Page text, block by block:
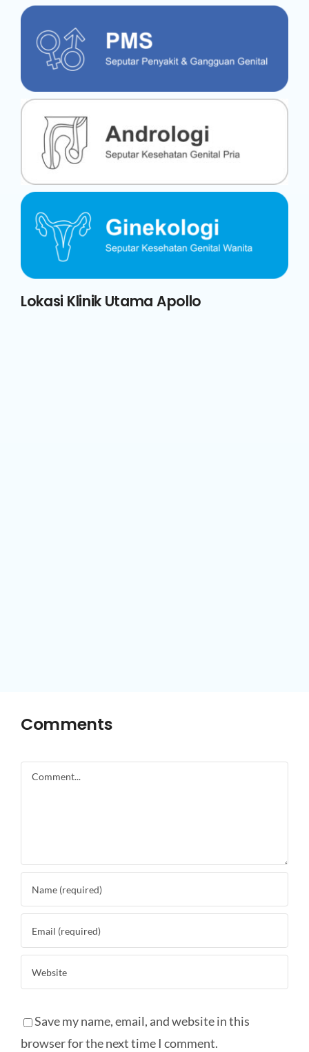
Lokasi Klinik Utama Apollo
Comments
Comment
Save my name, email, and website in this
browser for the next time I comment.